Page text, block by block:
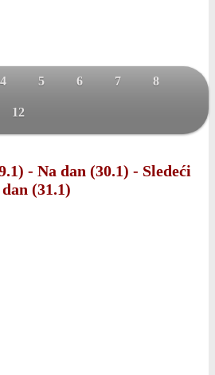
4 5 6 7 8
12
- Na dan (30.1) - Sledeći
dan (31.1)